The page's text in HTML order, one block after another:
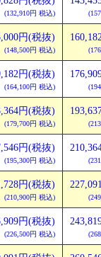
(132,910円 税込)
円(税抜)
(148,500円 税込)
円(税抜)
(164,100円 税込)
円(税抜)
(179,700円 税込)
円(税抜)
(195,300円 税込)
円(税抜)
(210,900円 税込)
円(税抜)
(226,500円 税込)